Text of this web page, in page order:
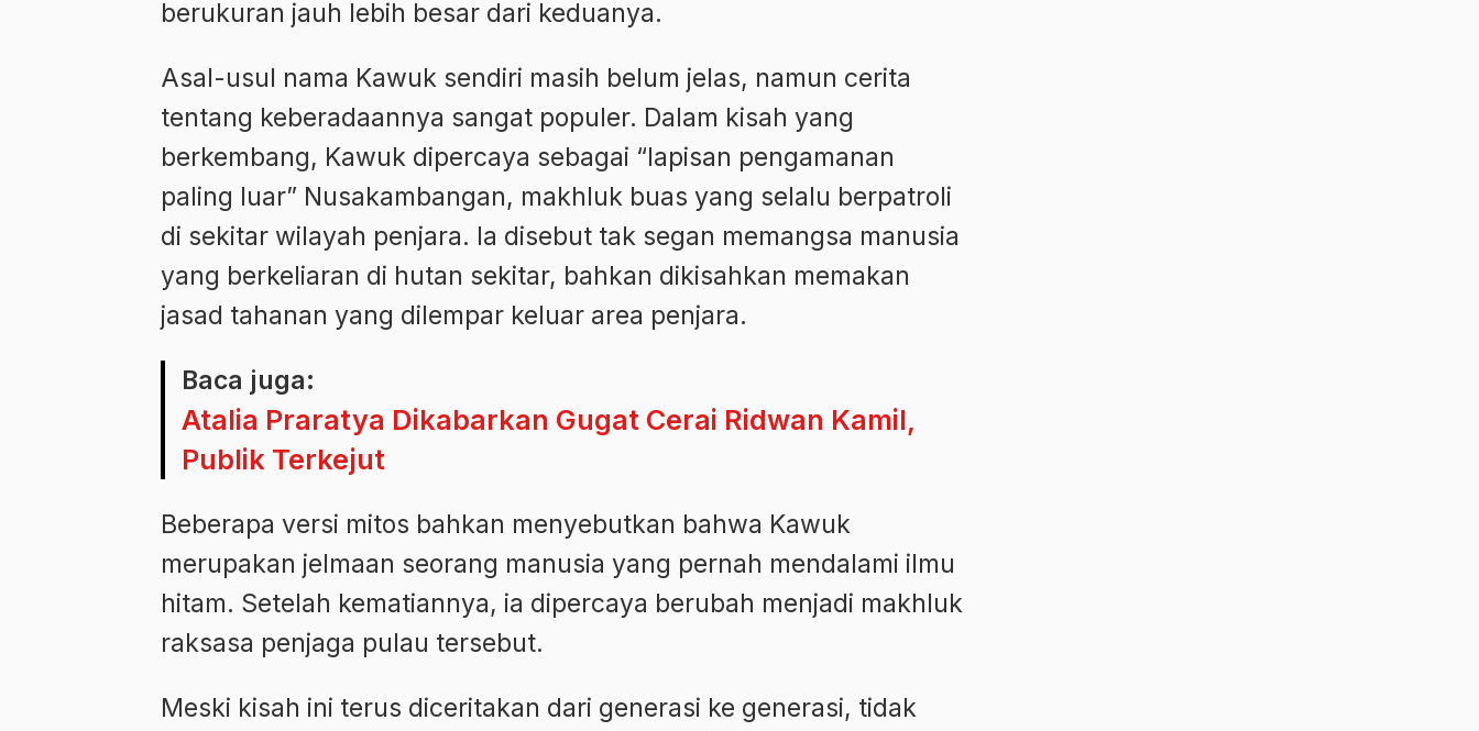
berukuran jauh lebih besar dari keduanya.
Asal-usul nama Kawuk sendiri masih belum jelas, namun cerita
tentang keberadaannya sangat populer. Dalam kisah yang
berkembang, Kawuk dipercaya sebagai “lapisan pengamanan
paling luar” Nusakambangan, makhluk buas yang selalu berpatroli
di sekitar wilayah penjara. Ia disebut tak segan memangsa manusia
yang berkeliaran di hutan sekitar, bahkan dikisahkan memakan
jasad tahanan yang dilempar keluar area penjara.
Baca juga:
Atalia Praratya Dikabarkan Gugat Cerai Ridwan Kamil,
Publik Terkejut
Beberapa versi mitos bahkan menyebutkan bahwa Kawuk
merupakan jelmaan seorang manusia yang pernah mendalami ilmu
hitam. Setelah kematiannya, ia dipercaya berubah menjadi makhluk
raksasa penjaga pulau tersebut.
Meski kisah ini terus diceritakan dari generasi ke generasi, tidak